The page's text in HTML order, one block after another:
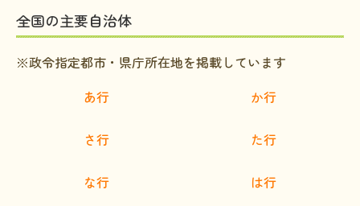
全国の主要自治体
※政令指定都市・県庁所在地を掲載しています
あ行
か行
さ行 た行
な行 は行